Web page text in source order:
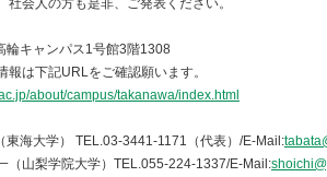
会人の方も是非、ご発表ください。
キャンパス1号館3階1308
は下記URLをご確認願います。
about/campus/takanawa/index.html
海大学） TEL.03-3441-1171（代表）/E-Mail:
学院大学）TEL.055-224-1337/E-Mail: